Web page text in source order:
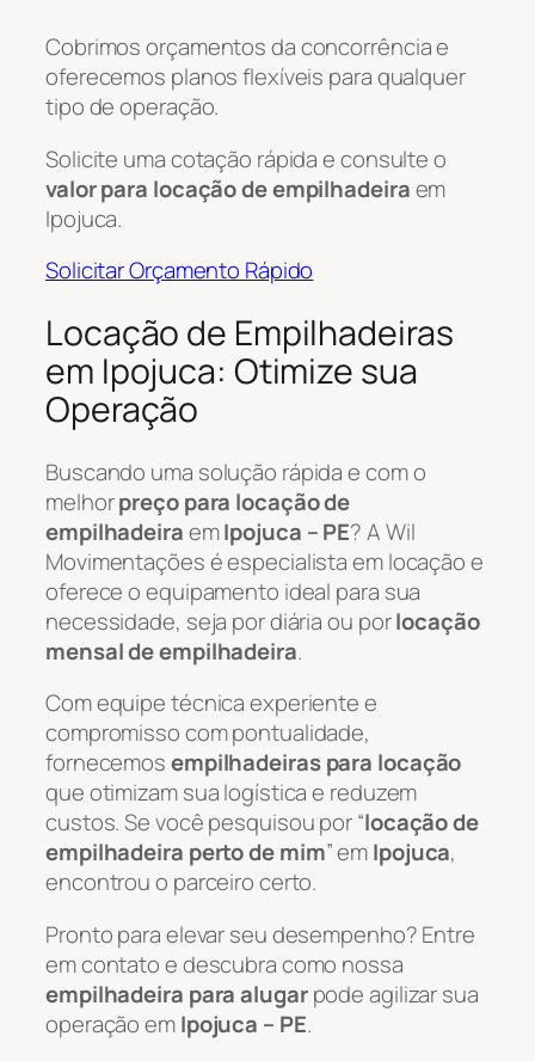
Cobrimos orçamentos da concorrência e
oferecemos planos flexíveis para qualquer
tipo de operação.
Solicite uma cotação rápida e consulte o
valor para locação de empilhadeiraem
Ipojuca.
Solicitar Orçamento Rápido
Locação de Empilhadeiras
em Ipojuca: Otimize sua
Operação
Buscando uma solução rápida e com o
melhorpreço para locação de
empilhadeiraemIpojuca – PE? A Wil
Movimentações é especialista em locação e
oferece o equipamento ideal para sua
necessidade, seja por diária ou porlocação
mensal de empilhadeira.
Com equipe técnica experiente e
compromisso com pontualidade,
fornecemosempilhadeiras para locação
que otimizam sua logística e reduzem
custos. Se você pesquisou por “locação de
empilhadeira perto de mim” emIpojuca,
encontrou o parceiro certo.
Pronto para elevar seu desempenho? Entre
em contato e descubra como nossa
empilhadeira para alugarpode agilizar sua
operação emIpojuca – PE.